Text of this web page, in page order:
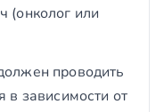
(онколог или
проводить
в зависимости от